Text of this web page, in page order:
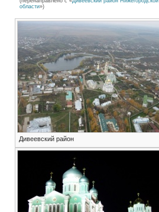
области»)
Дивеевский район